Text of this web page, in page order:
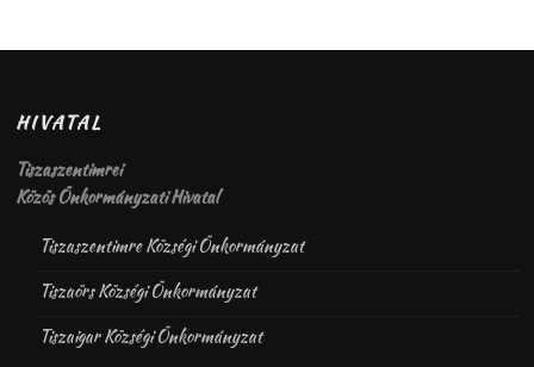
HIVATAL
Tiszaszentimrei
Közös Önkormányzati Hivatal
Tiszaszentimre Községi Önkormányzat
Tiszaörs Községi Önkormányzat
Tiszaigar Községi Önkormányzat